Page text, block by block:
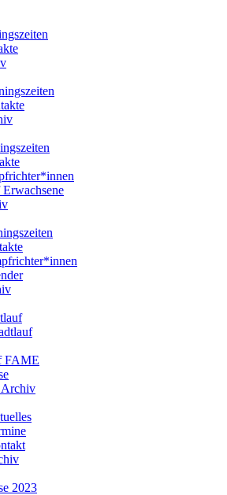
FAME
Archiv
2023